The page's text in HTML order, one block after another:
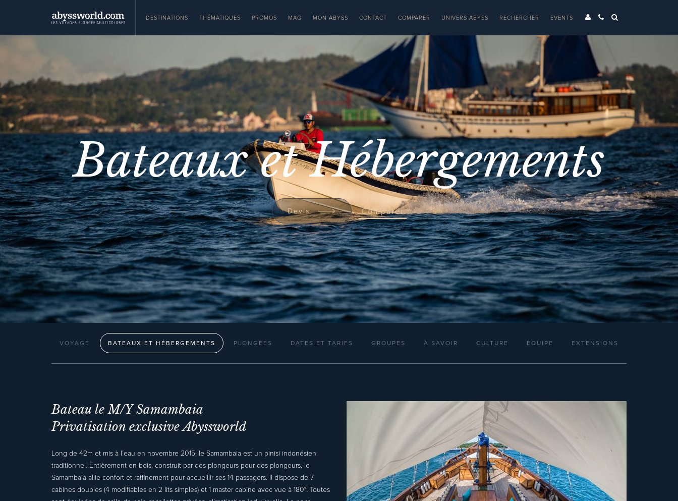
DESTINATIONS THÉMATIQUES PROMOS MAG MON ABYSS CONTACT COMPARER UNIVERS ABYSS RECHERCHER EVENTS
Bateaux et Hébergements
Devis Comparer
VOYAGE BATEAUX ET HÉBERGEMENTS PLONGÉES DATES ET TARIFS GROUPES À SAVOIR CULTURE ÉQUIPE EXTENSIONS
Bateau le M/Y Samambaia
Privatisation exclusive Abyssworld
Long de 42m et mis à l’eau en novembre 2015, le Samambaia est un pinisi indonésien
traditionnel. Entièrement en bois, construit par des plongeurs pour des plongeurs, le
Samambaia allie confort et raffinement pour accueillir ses 14 passagers. Il dispose de 7
cabines doubles (4 modifiables en 2 lits simples) et 1 master cabine avec vue à 180°. Toutes